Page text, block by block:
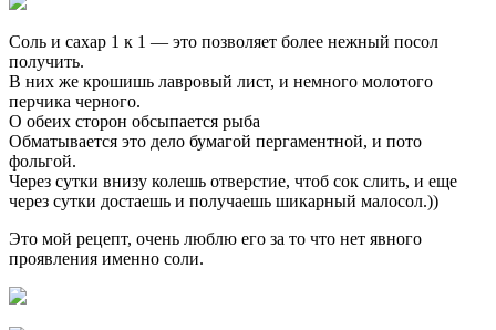
Соль и сахар 1 к 1 — это позволяет более нежный посол
получить.
В них же крошишь лавровый лист, и немного молотого
перчика черного.
О обеих сторон обсыпается рыба
Обматывается это дело бумагой пергаментной, и пото
фольгой.
Через сутки внизу колешь отверстие, чтоб сок слить, и еще
через сутки достаешь и получаешь шикарный малосол.))
Это мой рецепт, очень люблю его за то что нет явного
проявления именно соли.